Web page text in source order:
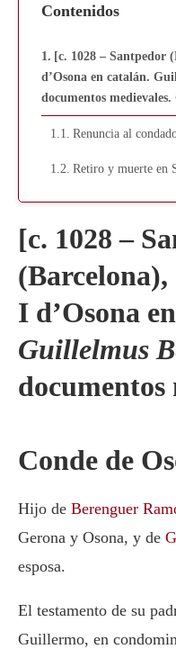
Contenidos
[c. 1028 – Santpedor
d’Osona en catalán.
documentos
Renuncia al
Retiro y muerte en
[c. 1028 –
I d’Osona
Guillelmus
documentos
Conde de
Hijo de Berenguer
Gerona y Osona, y de
esposa.
El testamento de su
Guillermo, en